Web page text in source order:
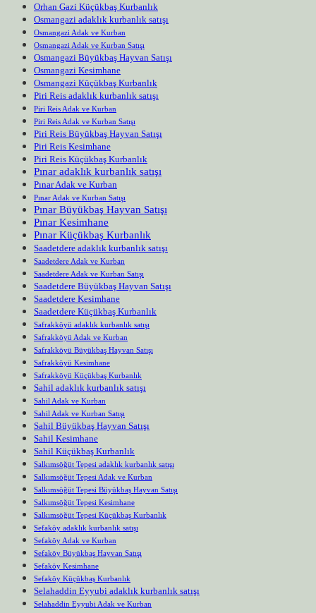
Orhan Gazi Küçükbaş Kurbanlık
Osmangazi adaklık kurbanlık satışı
Osmangazi Adak ve Kurban
Osmangazi Adak ve Kurban Satışı
Osmangazi Büyükbaş Hayvan Satışı
Osmangazi Kesimhane
Osmangazi Küçükbaş Kurbanlık
Piri Reis adaklık kurbanlık satışı
Piri Reis Adak ve Kurban
Piri Reis Adak ve Kurban Satışı
Piri Reis Büyükbaş Hayvan Satışı
Piri Reis Kesimhane
Piri Reis Küçükbaş Kurbanlık
Pınar adaklık kurbanlık satışı
Pınar Adak ve Kurban
Pınar Adak ve Kurban Satışı
Pınar Büyükbaş Hayvan Satışı
Pınar Kesimhane
Pınar Küçükbaş Kurbanlık
Saadetdere adaklık kurbanlık satışı
Saadetdere Adak ve Kurban
Saadetdere Adak ve Kurban Satışı
Saadetdere Büyükbaş Hayvan Satışı
Saadetdere Kesimhane
Saadetdere Küçükbaş Kurbanlık
Safrakköyü adaklık kurbanlık satışı
Safrakköyü Adak ve Kurban
Safrakköyü Büyükbaş Hayvan Satışı
Safrakköyü Kesimhane
Safrakköyü Küçükbaş Kurbanlık
Sahil adaklık kurbanlık satışı
Sahil Adak ve Kurban
Sahil Adak ve Kurban Satışı
Sahil Büyükbaş Hayvan Satışı
Sahil Kesimhane
Sahil Küçükbaş Kurbanlık
Salkımsöğüt Tepesi adaklık kurbanlık satışı
Salkımsöğüt Tepesi Adak ve Kurban
Salkımsöğüt Tepesi Büyükbaş Hayvan Satışı
Salkımsöğüt Tepesi Kesimhane
Salkımsöğüt Tepesi Küçükbaş Kurbanlık
Sefaköy adaklık kurbanlık satışı
Sefaköy Adak ve Kurban
Sefaköy Büyükbaş Hayvan Satışı
Sefaköy Kesimhane
Sefaköy Küçükbaş Kurbanlık
Selahaddin Eyyubi adaklık kurbanlık satışı
Selahaddin Eyyubi Adak ve Kurban